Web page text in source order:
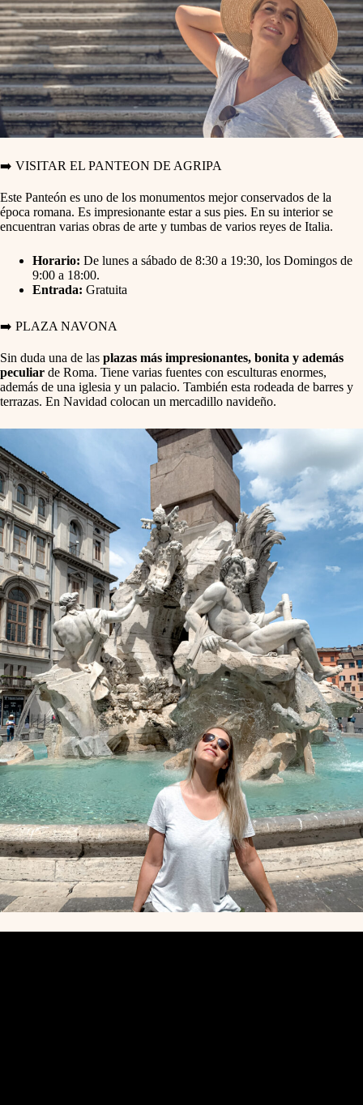
➡️ VISITAR EL PANTEON DE AGRIPA
Este Panteón es uno de los monumentos mejor conservados de la
época romana. Es impresionante estar a sus pies. En su interior se
encuentran varias obras de arte y tumbas de varios reyes de Italia.
Horario: De lunes a sábado de 8:30 a 19:30, los Domingos de
9:00 a 18:00.
Entrada: Gratuita
➡️ PLAZA NAVONA
Sin duda una de las plazas más impresionantes, bonita y además
peculiar de Roma. Tiene varias fuentes con esculturas enormes,
además de una iglesia y un palacio. También esta rodeada de barres y
terrazas. En Navidad colocan un mercadillo navideño.